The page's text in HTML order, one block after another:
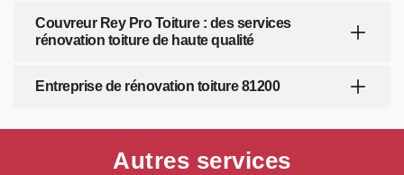
Couvreur Rey Pro Toiture : des services
rénovation toiture de haute qualité
Entreprise de rénovation toiture 81200
Autres services